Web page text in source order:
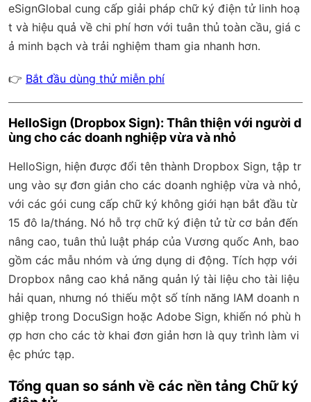
eSignGlobal cung cấp giải pháp chữ ký điện tử linh hoạ
t và hiệu quả về chi phí hơn với tuân thủ toàn cầu, giá c
ả minh bạch và trải nghiệm tham gia nhanh hơn.
👉 Bắt đầu dùng thử miễn phí
HelloSign (Dropbox Sign): Thân thiện với người d
ùng cho các doanh nghiệp vừa và nhỏ
HelloSign, hiện được đổi tên thành Dropbox Sign, tập tr
ung vào sự đơn giản cho các doanh nghiệp vừa và nhỏ,
với các gói cung cấp chữ ký không giới hạn bắt đầu từ
15 đô la/tháng. Nó hỗ trợ chữ ký điện tử từ cơ bản đến
nâng cao, tuân thủ luật pháp của Vương quốc Anh, bao
gồm các mẫu nhóm và ứng dụng di động. Tích hợp với
Dropbox nâng cao khả năng quản lý tài liệu cho tài liệu
hải quan, nhưng nó thiếu một số tính năng IAM doanh n
ghiệp trong DocuSign hoặc Adobe Sign, khiến nó phù h
ợp hơn cho các tờ khai đơn giản hơn là quy trình làm vi
ệc phức tạp.
Tổng quan so sánh về các nền tảng Chữ ký